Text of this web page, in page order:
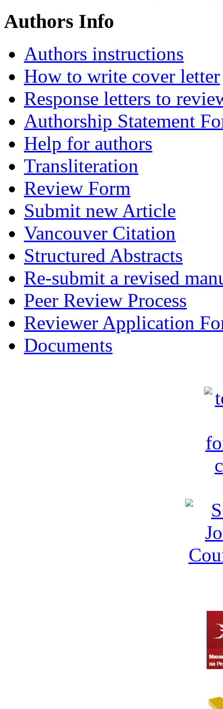
Authors Info
Authors instructions
How to write cover letter
Response letters to
Authorship Statement
Help for authors
Transliteration
Review Form
Submit new Article
Vancouver Citation
Structured Abstracts
Re-submit a revised
Peer Review Process
Reviewer Application
Documents